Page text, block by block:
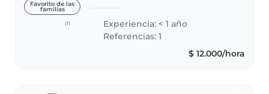
Favorito de las
familias
(1)
cuidado de niños, tanto que me
gustaría estudiar pedagogía
infantil. Tengo habilidades
Experiencia: < 1 año
Referencias: 1
$ 12.000/hora